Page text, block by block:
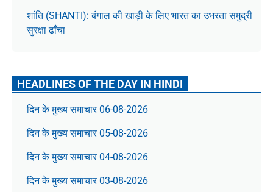
शांति (SHANTI): बंगाल की खाड़ी के लिए भारत का उभरता समुद्री
सुरक्षा ढाँचा
HEADLINES OF THE DAY IN HINDI
दिन के मुख्य समाचार 06-08-2026
दिन के मुख्य समाचार 05-08-2026
दिन के मुख्य समाचार 04-08-2026
दिन के मुख्य समाचार 03-08-2026